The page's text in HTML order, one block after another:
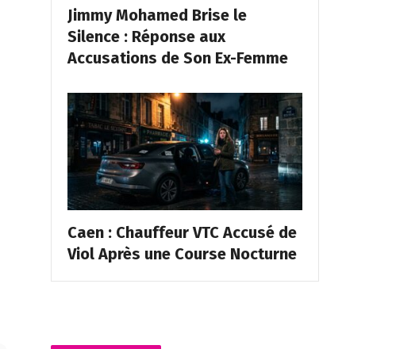
Jimmy Mohamed Brise le
Silence : Réponse aux
Accusations de Son Ex-Femme
Caen : Chauffeur VTC Accusé de
Viol Après une Course Nocturne